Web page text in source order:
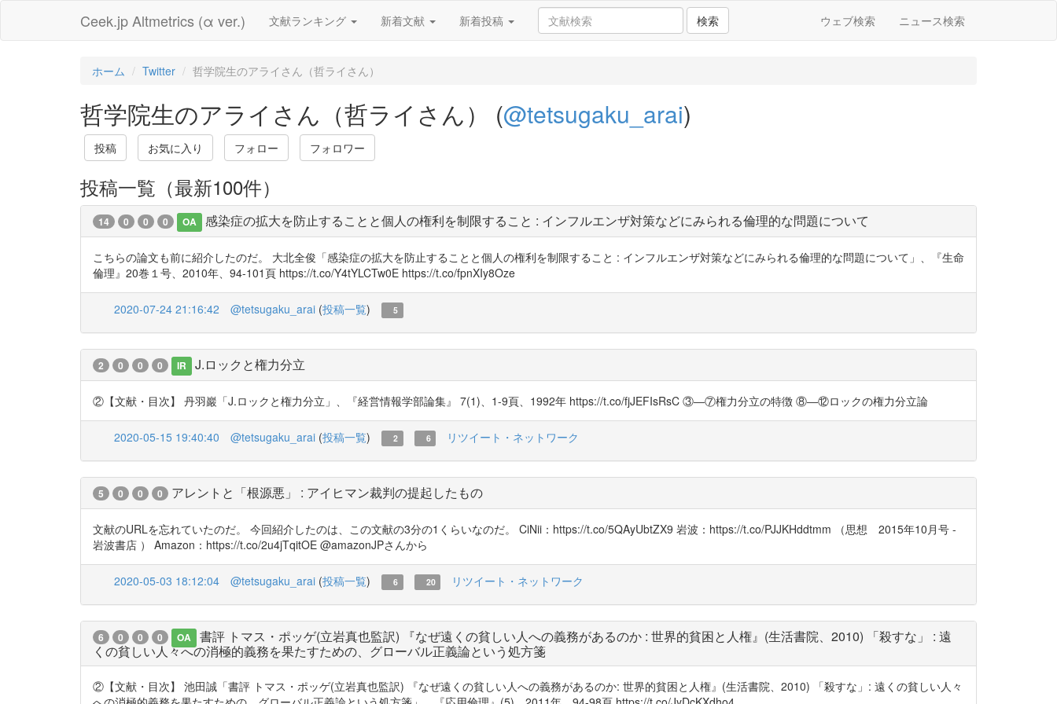
Ceek.jp Altmetrics (α ver.) 文献ランキング 新着文献 新着投稿 検索 ウェブ検索 ニュース検索
ホーム Twitter 哲学院生のアライさん（哲ライさん）
哲学院生のアライさん（哲ライさん） (@tetsugaku_arai)
投稿 お気に入り フォロー フォロワー
投稿一覧（最新100件）
14 0 0 0 OA 感染症の拡大を防止することと個人の権利を制限すること : インフルエンザ対策などにみられる倫理的な問題について
こちらの論文も前に紹介したのだ。 大北全俊「感染症の拡大を防止することと個人の権利を制限すること : インフルエンザ対策などにみられる倫理的な問題について」、『生命
倫理』20巻１号、2010年、94-101頁 https://t.co/Y4tYLCTw0E https://t.co/fpnXIy8Oze
2020-07-24 21:16:42 @tetsugaku_arai (投稿一覧) 5
2 0 0 0 IR J.ロックと権力分立
②【文献・目次】 丹羽巖「J.ロックと権力分立」、『経営情報学部論集』 7(1)、1-9頁、1992年 https://t.co/fjJEFIsRsC ③―⑦権力分立の特徴 ⑧―⑫ロックの権力分立論
2020-05-15 19:40:40 @tetsugaku_arai (投稿一覧) 2 6 リツイート・ネットワーク
5 0 0 0 アレントと「根源悪」 : アイヒマン裁判の提起したもの
文献のURLを忘れていたのだ。 今回紹介したのは、この文献の3分の1くらいなのだ。 CiNii：https://t.co/5QAyUbtZX9 岩波：https://t.co/PJJKHddtmm （思想 2015年10月号 -
岩波書店 ） Amazon：https://t.co/2u4jTqitOE @amazonJPさんから
2020-05-03 18:12:04 @tetsugaku_arai (投稿一覧) 6 20 リツイート・ネットワーク
6 0 0 0 OA
書評 トマス・ポッゲ(立岩真也監訳) 『なぜ遠くの貧しい人への義務があるのか : 世界的貧困と人権』(生活書院、2010) 「殺すな」 : 遠
くの貧しい人々への消極的義務を果たすための、グローバル正義論という処方箋
②【文献・目次】 池田誠「書評 トマス・ポッゲ(立岩真也監訳) 『なぜ遠くの貧しい人への義務があるのか: 世界的貧困と人権』(生活書院、2010) 「殺すな」: 遠くの貧しい人々